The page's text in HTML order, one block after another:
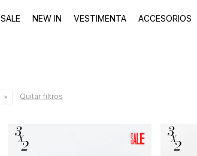
SALE NEW IN VESTIMENTA ACCESORIOS
Quitar filtros